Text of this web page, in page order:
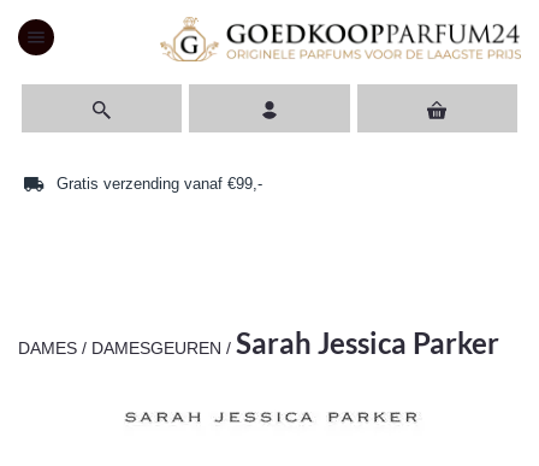
menu
local_shipping Gratis verzending vanaf €99,-
DAMES / DAMESGEUREN / Sarah Jessica Parker